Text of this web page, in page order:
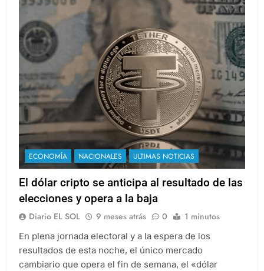
ECONOMÍA NACIONALES ULTIMAS NOTICIAS
El dólar cripto se anticipa al resultado de las
elecciones y opera a la baja
Diario EL SOL 9 meses atrás 0 1 minutos
En plena jornada electoral y a la espera de los
resultados de esta noche, el único mercado
cambiario que opera el fin de semana, el «dólar